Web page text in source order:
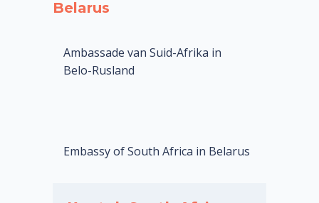
Belarus
Ambassade van Suid-Afrika in
Belo-Rusland
Embassy of South Africa in Belarus